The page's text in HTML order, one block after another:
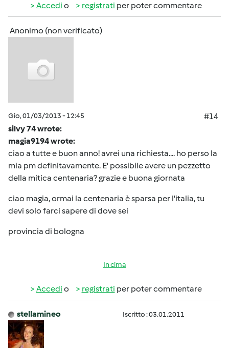
Accedi o registrati per poter commentare
Anonimo (non verificato)
Gio, 01/03/2013 - 12:45
#14
silvy 74 wrote:
magia9194 wrote:
ciao a tutte e buon anno! avrei una richiesta.... ho perso la
mia pm definitavamente. E' possibile avere un pezzetto
della mitica centenaria? grazie e buona giornata
ciao magia, ormai la centenaria è sparsa per l'italia, tu
devi solo farci sapere di dove sei
provincia di bologna
In cima
Accedi o registrati per poter commentare
stellamineo Iscritto : 03.01.2011